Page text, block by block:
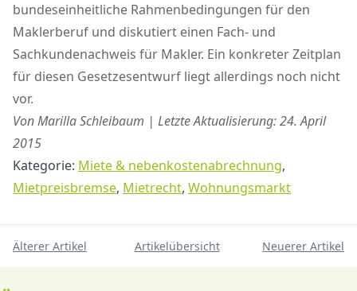
bundeseinheitliche Rahmenbedingungen für den
Maklerberuf und diskutiert einen Fach- und
Sachkundenachweis für Makler. Ein konkreter Zeitplan
für diesen Gesetzesentwurf liegt allerdings noch nicht
vor.
Von Marilla Schleibaum | Letzte Aktualisierung: 24. April
2015
Kategorie: Miete & nebenkostenabrechnung,
Mietpreisbremse, Mietrecht, Wohnungsmarkt
Älterer Artikel Artikelübersicht Neuerer Artikel